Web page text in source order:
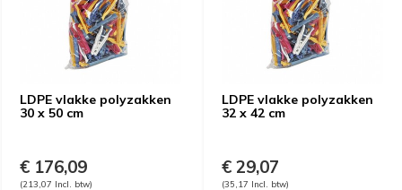
LDPE vlakke polyzakken
30 x 50 cm
€ 176,09
(213,07 Incl. btw)
LDPE vlakke polyzakken
32 x 42 cm
€ 29,07
(35,17 Incl. btw)